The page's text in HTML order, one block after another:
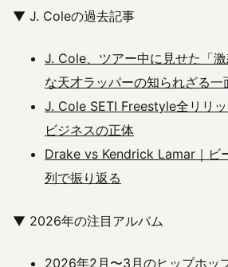
▼ J. Coleの過去記事
J. Cole、ツアー中に見せた「
な天才ラッパーの知られざる一
J. Cole SETI Freestyle全リリ
ビジネスの正体
Drake vs Kendrick Lamar｜ビ
列で振り返る
▼ 2026年の注目アルバム
2026年2月〜3月のヒップホッ